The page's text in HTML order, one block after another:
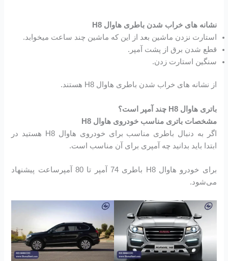
نشانه های خراب شدن باطری هاوال H8
استارت نزدن ماشین بعد از این که ماشین چند ساعت میخوابد.
قطع شدن برق از پشت آمپر.
سنگین استارت زدن.
از نشانه های خراب شدن باطری هاوال H8 هستند.
باتری هاوال H8 چند آمپر است؟
مشخصات باتری مناسب خودروی هاوال H8
اگر به دنبال باطری مناسب برای خودروی هاوال H8 هستید در
ابتدا باید بدانید چه آمپری برای آن مناسب است.
برای خودرو هاوال H8 باطری 74 آمپر تا 80 آمپرساعت پیشنهاد
می‌شود.